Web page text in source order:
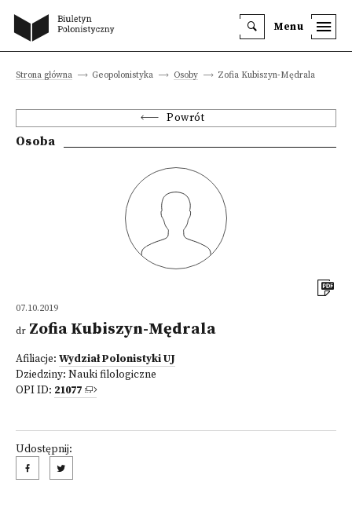
Menu
Strona główna Geopolonistyka Osoby Zofia Kubiszyn-Mędrala
Powrót
Osoba
07.10.2019
dr Zofia Kubiszyn-Mędrala
Afiliacje: Wydział Polonistyki UJ
Dziedziny: Nauki filologiczne
OPI ID: 21077
Udostępnij: